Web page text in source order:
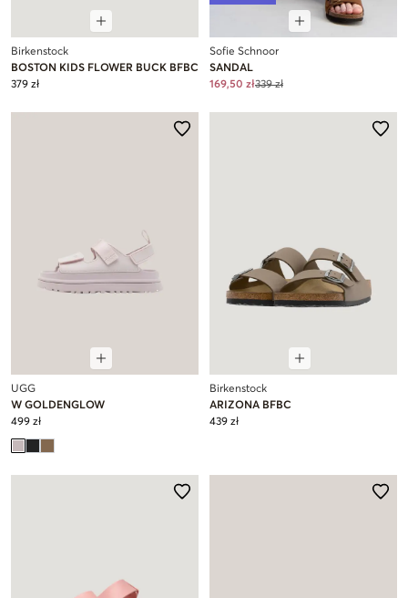
Birkenstock
BOSTON KIDS FLOWER BUCK BFBC
379 zł
Sofie Schnoor
SANDAL
169,50 zł339 zł
UGG
W GOLDENGLOW
499 zł
Birkenstock
ARIZONA BFBC
439 zł